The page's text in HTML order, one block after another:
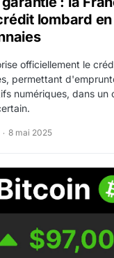
lombard
officiellement le
permettant
numériques, dans un
8 mai 2025
dépasse $97,000